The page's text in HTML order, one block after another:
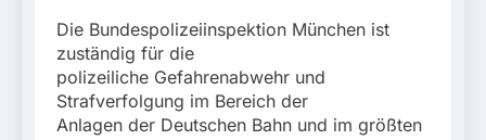
Die Bundespolizeiinspektion München ist
zuständig für die
polizeiliche Gefahrenabwehr und
Strafverfolgung im Bereich der
Anlagen der Deutschen Bahn und im größten